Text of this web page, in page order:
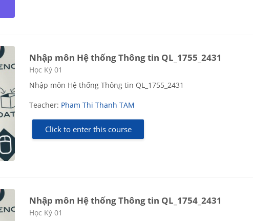
Nhập môn Hệ thống Thông tin QL_1755_2431
Course category
Học Kỳ 01
Nhập môn Hệ thống Thông tin QL_1755_2431
Teacher: Pham Thi Thanh TAM
Click to enter this course
Nhập môn Hệ thống Thông tin QL_1754_2431
Course category
Học Kỳ 01